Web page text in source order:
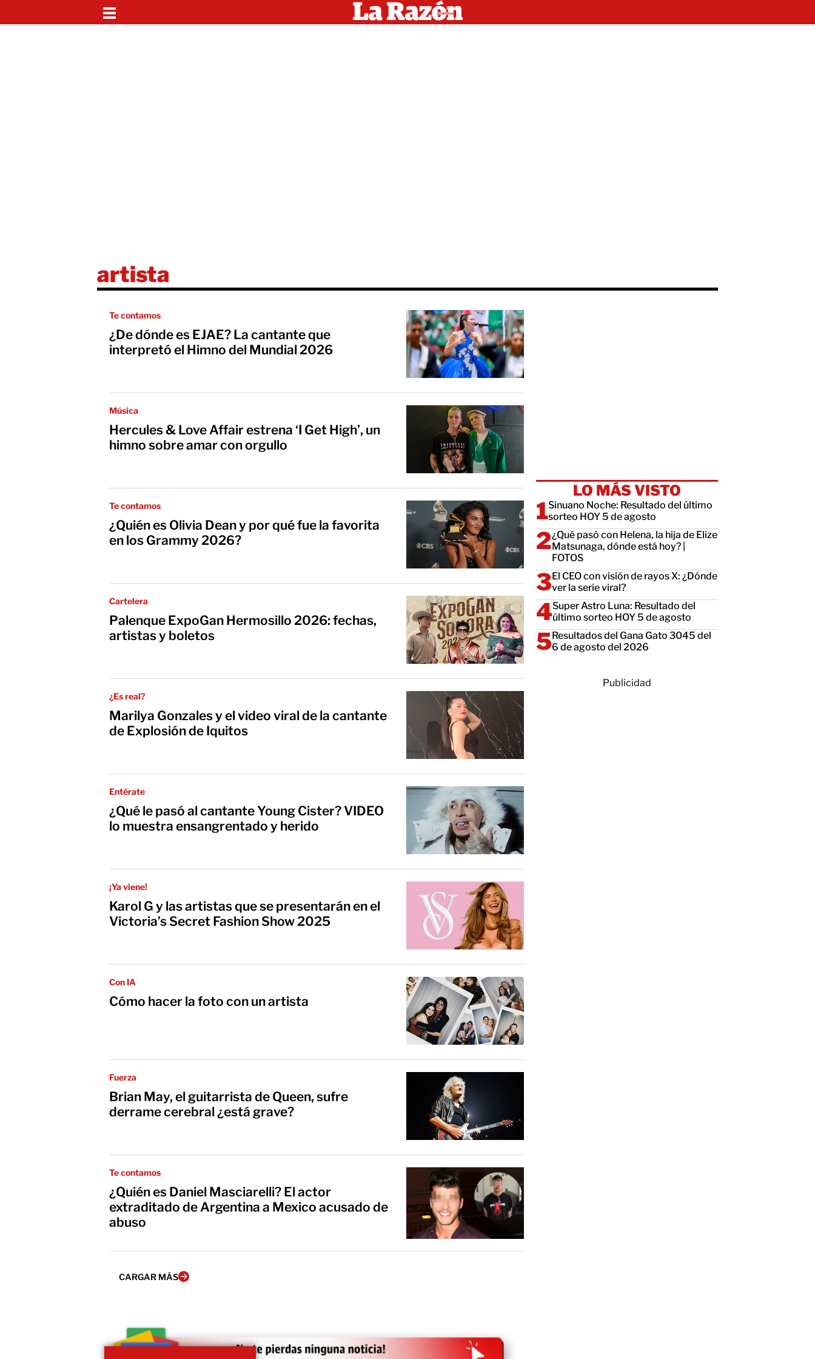
artista
Te contamos
¿De dónde es EJAE? La cantante que
interpretó el Himno del Mundial 2026
Música
Hercules & Love Affair estrena ‘I Get High’, un
himno sobre amar con orgullo
Te contamos
¿Quién es Olivia Dean y por qué fue la favorita
en los Grammy 2026?
Cartelera
Palenque ExpoGan Hermosillo 2026: fechas,
artistas y boletos
¿Es real?
Marilya Gonzales y el video viral de la cantante
de Explosión de Iquitos
Entérate
¿Qué le pasó al cantante Young Cister? VIDEO
lo muestra ensangrentado y herido
¡Ya viene!
Karol G y las artistas que se presentarán en el
Victoria’s Secret Fashion Show 2025
Con IA
Cómo hacer la foto con un artista
Fuerza
Brian May, el guitarrista de Queen, sufre
derrame cerebral ¿está grave?
Te contamos
¿Quién es Daniel Masciarelli? El actor
extraditado de Argentina a Mexico acusado de
abuso
CARGAR MÁS
LO MÁS VISTO
Sinuano Noche: Resultado del último
sorteo HOY 5 de agosto
¿Qué pasó con Helena, la hija de Elize
Matsunaga, dónde está hoy? |
FOTOS
El CEO con visión de rayos X: ¿Dónde
ver la serie viral?
Super Astro Luna: Resultado del
último sorteo HOY 5 de agosto
Resultados del Gana Gato 3045 del
6 de agosto del 2026
Publicidad